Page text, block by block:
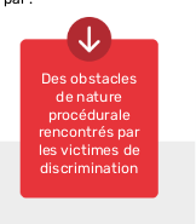
Des obstacles
de nature
procédurale
rencontrés par
les victimes de
discrimination